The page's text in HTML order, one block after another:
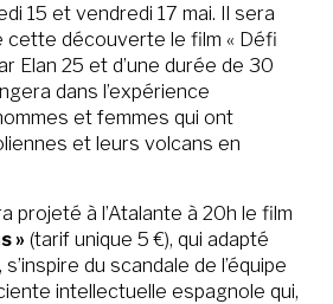
15 et vendredi 17 mai. Il sera
cette découverte le film « Défi
Elan 25 et d’une durée de 30
dans l’expérience
et femmes qui ont
et leurs volcans en
projeté à l’Atalante à 20h le film
» (tarif unique 5 €), qui adapté
du scandale de l’équipe
intellectuelle espagnole qui,